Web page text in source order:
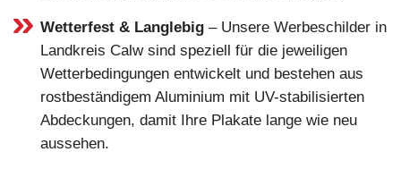
Wetterfest & Langlebig – Unsere Werbeschilder in
Landkreis Calw sind speziell für die jeweiligen
Wetterbedingungen entwickelt und bestehen aus
rostbeständigem Aluminium mit UV-stabilisierten
Abdeckungen, damit Ihre Plakate lange wie neu
aussehen.